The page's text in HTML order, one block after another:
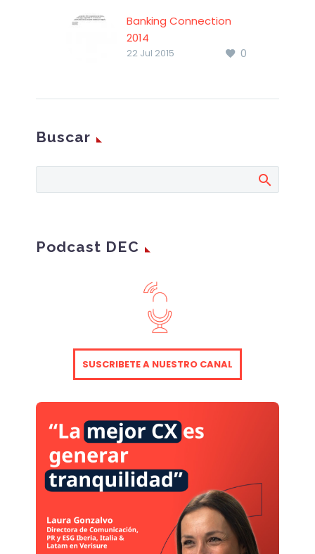
Banking Connection
2014
En este documento se
0
22 Jul 2015
Buscar
Podcast DEC
SUSCRIBETE A NUESTRO CANAL